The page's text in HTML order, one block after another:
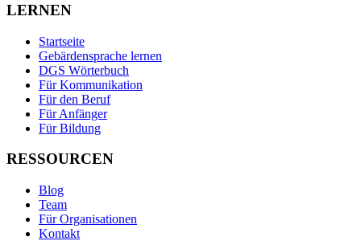
LERNEN
Startseite
Gebärdensprache lernen
DGS Wörterbuch
Für Kommunikation
Für den Beruf
Für Anfänger
Für Bildung
RESSOURCEN
Blog
Team
Für Organisationen
Kontakt